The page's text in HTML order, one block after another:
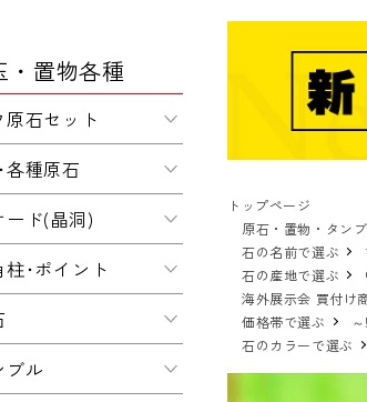
トップページ
原石・置物・タン
石の名前で選ぶ
石の産地で選ぶ
海外展示会 買付け
価格帯で選ぶ
石のカラーで選ぶ
・置物各種
石セット
各種原石
ード(晶洞)
･ポイント
ブル